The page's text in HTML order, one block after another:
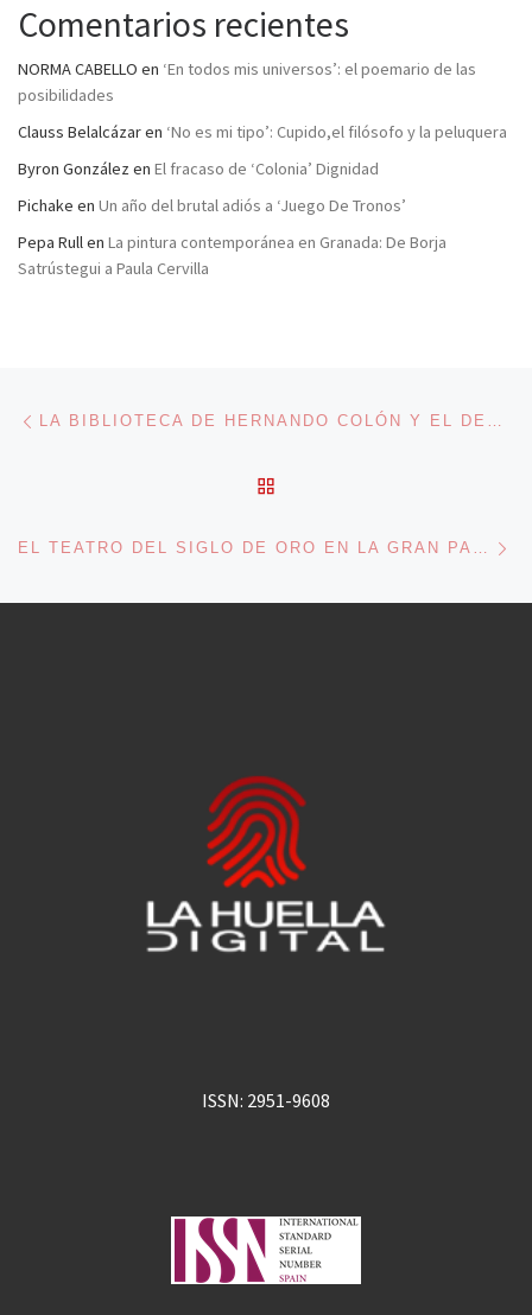
Comentarios recientes
NORMA CABELLO en ‘En todos mis universos’: el poemario de las
posibilidades
Clauss Belalcázaren ‘No es mi tipo’: Cupido,el filósofo y la peluquera
Byron González en El fracaso de ‘Colonia’ Dignidad
Pichake en Un año del brutal adiós a ‘Juego De Tronos’
Pepa Rullen La pintura contemporánea en Granada: De Borja
Satrústegui a Paula Cervilla
Navegación de entradas LA BIBLIOTECA DE HERNANDO COLÓN Y EL DESCUBRIMIENTO DEL NUEVO MUNDO
EL TEATRO DEL SIGLO DE ORO EN LA GRAN PANTALLA
ISSN: 2951-9608